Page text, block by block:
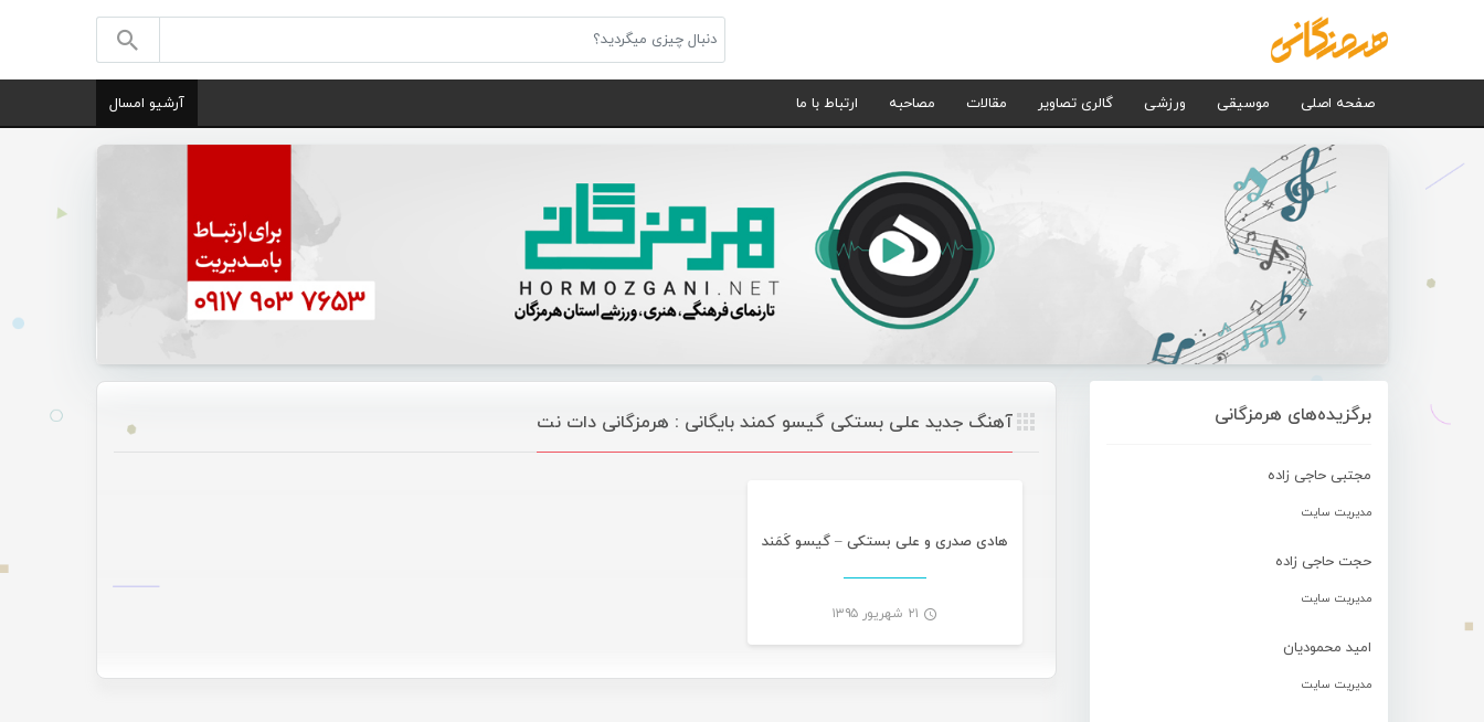
صفحه اصلی موسیقی ورزشی گالری تصاویر مقالات مصاحبه ارتباط با ما آرشیو امسال
برگزیده‌های هرمزگانی
مجتبی حاجی زاده
مدیریت سایت
حجت حاجی زاده
مدیریت سایت
امید محمودیان
مدیریت سایت
آهنگ جدید علی بستکی گیسو کمند بایگانی : هرمزگانی دات نت
هادی صدری و علی بستکی – گیسو کَمَند
۲۱ شهریور ۱۳۹۵